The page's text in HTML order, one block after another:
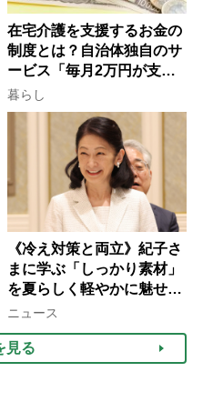
在宅介護を支援するお金の
制度とは？自治体独自のサ
ービス「毎月2万円が支給
される」ケースも【FP解
説】
暮らし
《冷え対策と両立》紀子さ
まに学ぶ「しっかり素材」
を夏らしく軽やかに魅せる
3つの着こなし法則
ニュース
見る